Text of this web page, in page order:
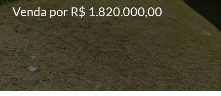
Venda por R$ 1.820.000,00